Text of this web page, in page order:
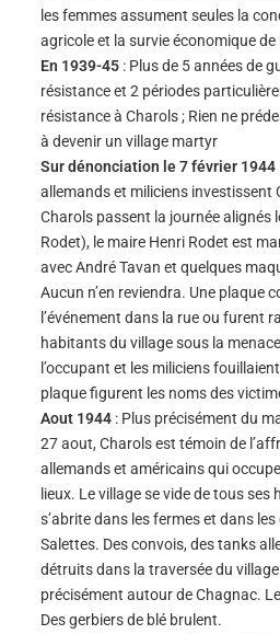
les femmes assument seules la
agricole et la survie économique de
En 1939-45 : Plus de 5 années de
résistance et 2 périodes
résistance à Charols ; Rien ne
à devenir un village martyr
Sur dénonciation le 7 février 1944
allemands et miliciens investissent
Charols passent la journée alignés
Rodet), le maire Henri Rodet est
avec André Tavan et quelques
Aucun n’en reviendra. Une plaque
l’événement dans la rue ou furent
habitants du village sous la
l’occupant et les miliciens
plaque figurent les noms des
Aout 1944 : Plus précisément du
27 aout, Charols est témoin de
allemands et américains qui
lieux. Le village se vide de tous
s’abrite dans les fermes et dans
Salettes. Des convois, des tanks
détruits dans la traversée du
précisément autour de Chagnac.
Des gerbiers de blé brulent.